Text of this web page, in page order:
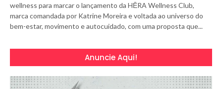
wellness para marcar o lançamento da HĒRA Wellness Club,
marca comandada por Katrine Moreira e voltada ao universo do
bem-estar, movimento e autocuidado, com uma proposta que...
Anuncie Aqui!